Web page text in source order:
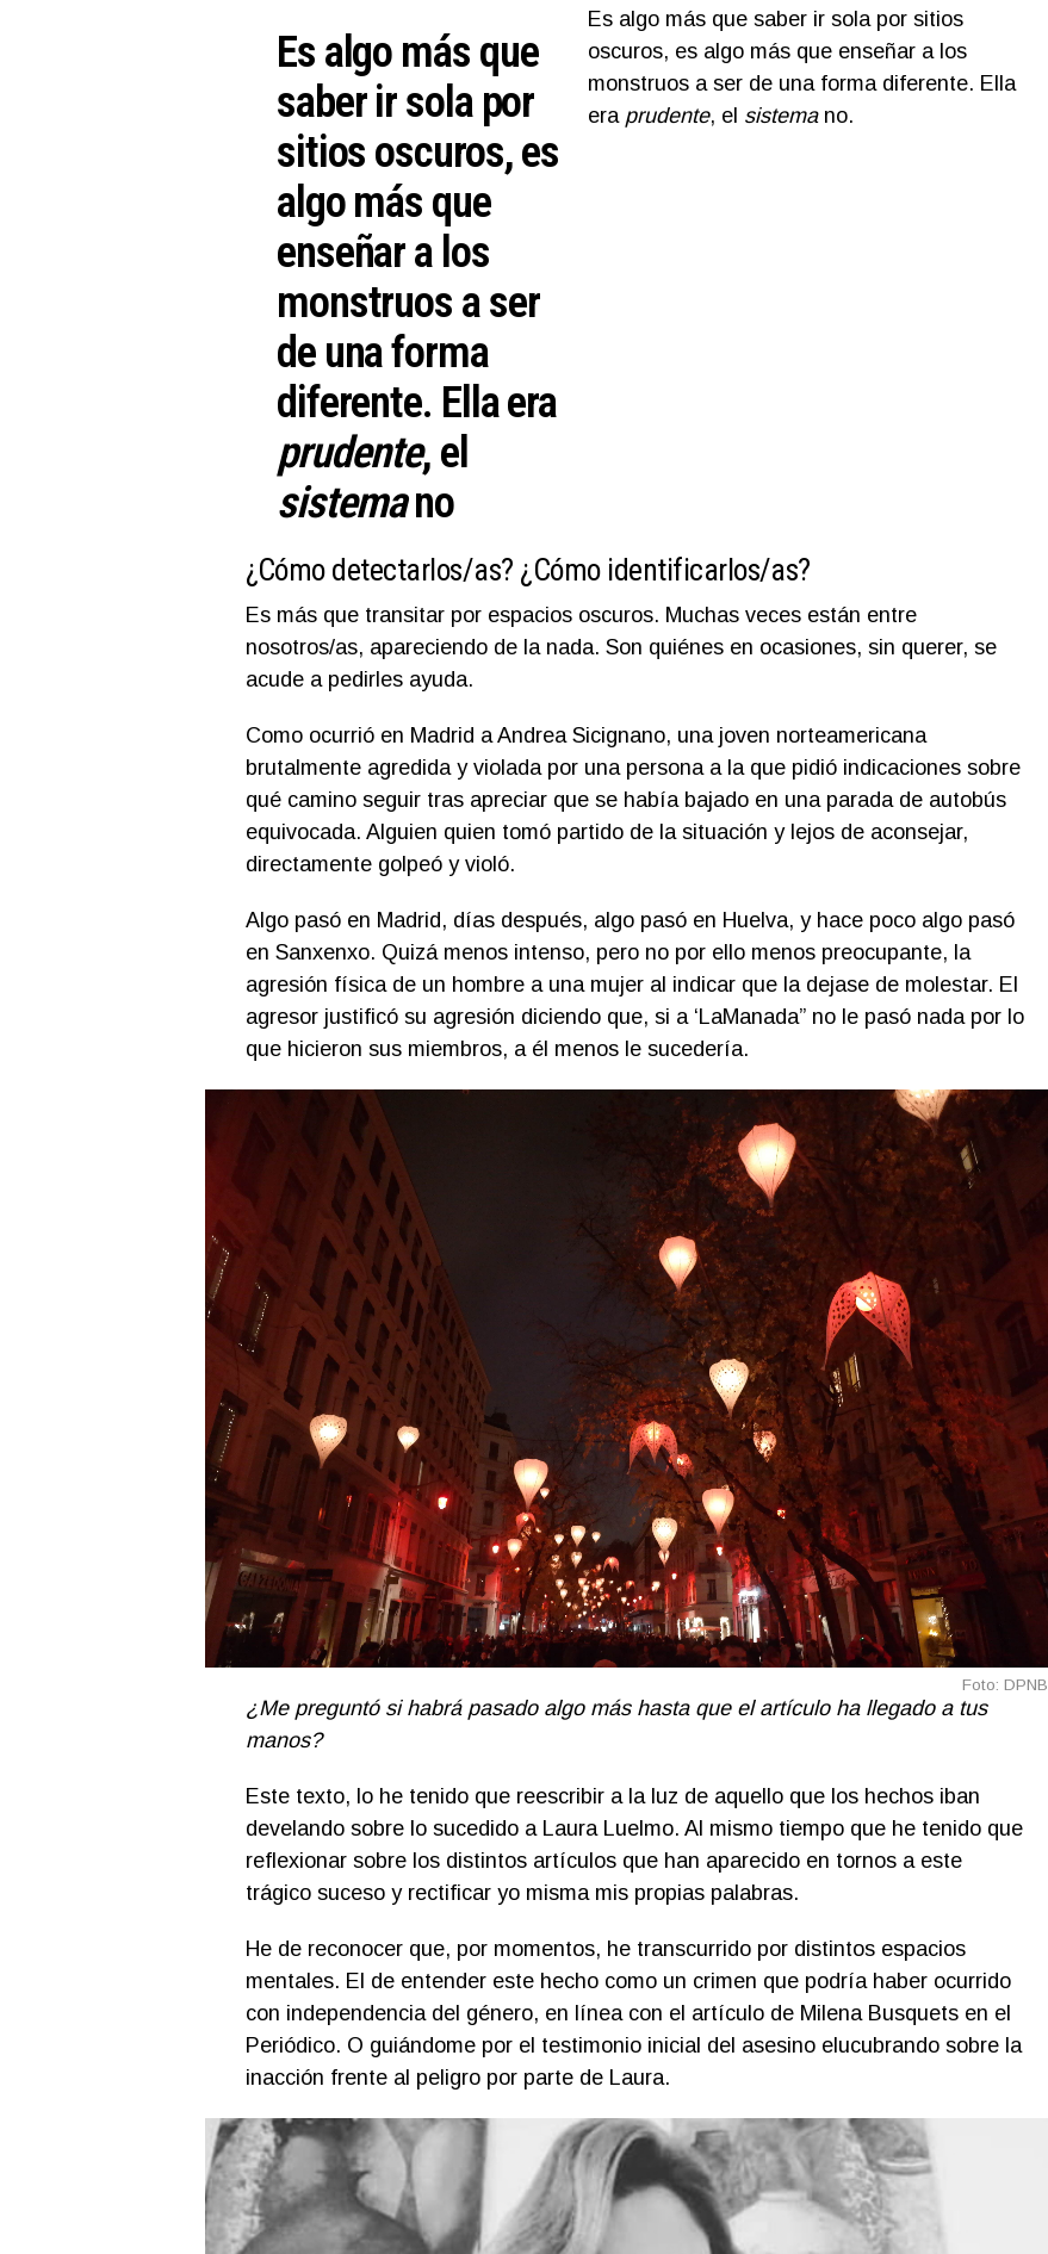
Es algo más que
saber ir sola por
sitios oscuros, es
algo más que
enseñar a los
monstruos a ser
de una forma
diferente. Ella era
prudente, el
sistemano
Es algo más que saber ir sola por sitios
oscuros, es algo más que enseñar a los
monstruos a ser de una forma diferente. Ella
era prudente, el sistemano.
¿Cómo detectarlos/as? ¿Cómo identificarlos/as?
Es más que transitar por espacios oscuros. Muchas veces están entre
nosotros/as, apareciendo de la nada. Son quiénes en ocasiones, sin querer, se
acude a pedirles ayuda.
Como ocurrió en Madrid a Andrea Sicignano, una joven norteamericana
brutalmente agredida y violada por una persona a la que pidió indicaciones sobre
qué camino seguir tras apreciar que se había bajado en una parada de autobús
equivocada. Alguien quien tomó partido de la situación y lejos de aconsejar,
directamente golpeó y violó.
Algo pasó en Madrid, días después, algo pasó en Huelva, y hace poco algo pasó
en Sanxenxo. Quizá menos intenso, pero no por ello menos preocupante, la
agresión física de un hombre a una mujer al indicar que la dejase de molestar. El
agresor justificó su agresión diciendo que, si a ‘LaManada” no le pasó nada por lo
que hicieron sus miembros, a él menos le sucedería.
Foto: DPNB
¿Me preguntó si habrá pasado algo más hasta que el artículo ha llegado a tus
manos?
Este texto, lo he tenido que reescribir a la luz de aquello que los hechos iban
develando sobre lo sucedido a Laura Luelmo. Al mismo tiempo que he tenido que
reflexionar sobre los distintos artículos que han aparecido en tornos a este
trágico suceso y rectificar yo misma mis propias palabras.
He de reconocer que, por momentos, he transcurrido por distintos espacios
mentales. El de entender este hecho como un crimen que podría haber ocurrido
con independencia del género, en línea con el artículo de Milena Busquets en el
Periódico. O guiándome por el testimonio inicial del asesino elucubrando sobre la
inacción frente al peligro por parte de Laura.